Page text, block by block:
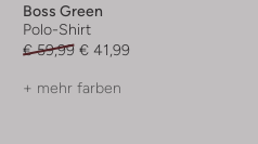
Boss Green
Polo-Shirt
€ 59,99 € 41,99
+ mehr farben